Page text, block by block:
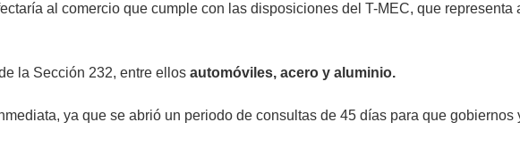
al comercio que cumple con las disposiciones del T-MEC, que representa
la Sección 232, entre ellos automóviles, acero y aluminio.
ya que se abrió un periodo de consultas de 45 días para que